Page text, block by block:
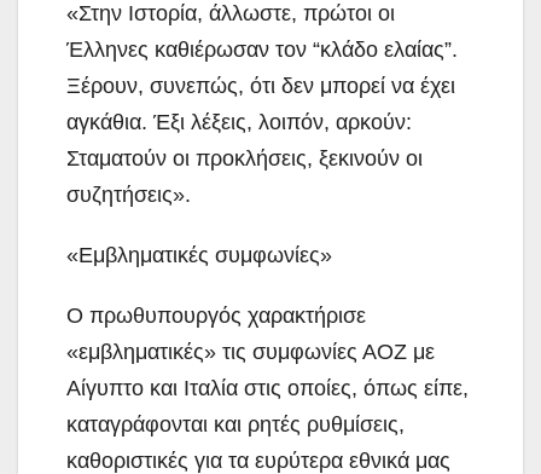
«Στην Ιστορία, άλλωστε, πρώτοι οι
Έλληνες καθιέρωσαν τον “κλάδο ελαίας”.
Ξέρουν, συνεπώς, ότι δεν μπορεί να έχει
αγκάθια. Έξι λέξεις, λοιπόν, αρκούν:
Σταματούν οι προκλήσεις, ξεκινούν οι
συζητήσεις».
«Εμβληματικές συμφωνίες»
Ο πρωθυπουργός χαρακτήρισε
«εμβληματικές» τις συμφωνίες ΑΟΖ με
Αίγυπτο και Ιταλία στις οποίες, όπως είπε,
καταγράφονται και ρητές ρυθμίσεις,
καθοριστικές για τα ευρύτερα εθνικά μας